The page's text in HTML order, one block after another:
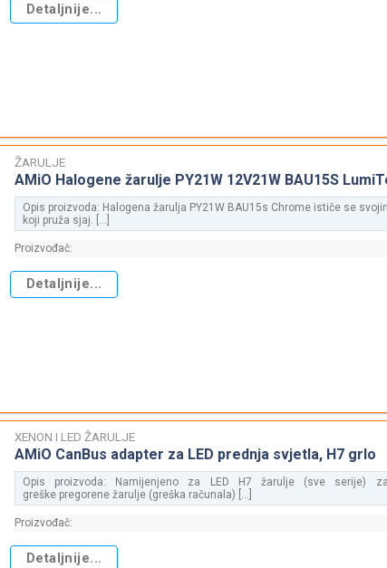
Detaljnije...
ŽARULJE
AMiO Halogene žarulje PY21W 12V21W BAU15S
Opis proizvoda: Halogena žarulja PY21W BAU15s Chrome ističe se
koji pruža sjaj. [...]
Proizvođač:
Detaljnije...
XENON I LED ŽARULJE
AMiO CanBus adapter za LED prednja svjetla, H7 grlo
Opis proizvoda: Namijenjeno za LED H7 žarulje (sve serije)
greške pregorene žarulje (greška računala) [...]
Proizvođač:
Detaljnije...